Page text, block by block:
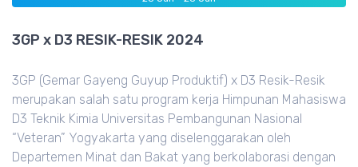
3GP x D3 RESIK-RESIK 2024
3GP (Gemar Gayeng Guyup Produktif) x D3 Resik-Resik
merupakan salah satu program kerja Himpunan Mahasiswa
D3 Teknik Kimia Universitas Pembangunan Nasional
“Veteran” Yogyakarta yang diselenggarakan oleh
Departemen Minat dan Bakat yang berkolaborasi dengan